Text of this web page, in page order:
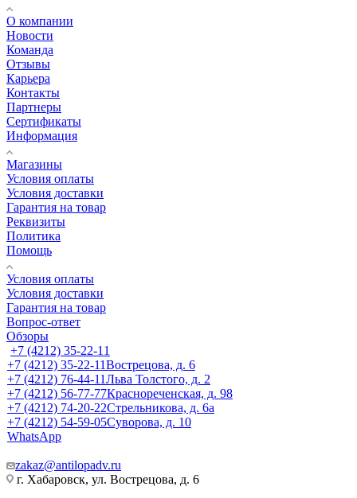
О компании
Новости
Команда
Отзывы
Карьера
Контакты
Партнеры
Сертификаты
Информация
Магазины
Условия оплаты
Условия доставки
Гарантия на товар
Реквизиты
Политика
Помощь
Условия оплаты
Условия доставки
Гарантия на товар
Вопрос-ответ
Обзоры
+7 (4212) 35-22-11
+7 (4212) 35-22-11Вострецова, д. 6
+7 (4212) 76-44-11Льва Толстого, д. 2
+7 (4212) 56-77-77Краснореченская, д. 98
+7 (4212) 74-20-22Стрельникова, д. 6а
+7 (4212) 54-59-05Суворова, д. 10
WhatsApp
zakaz@antilopadv.ru
г. Хабаровск, ул. Вострецова, д. 6